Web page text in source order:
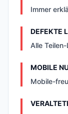
Immer
DEFEKTE
Alle
MOBILE
Mobile-